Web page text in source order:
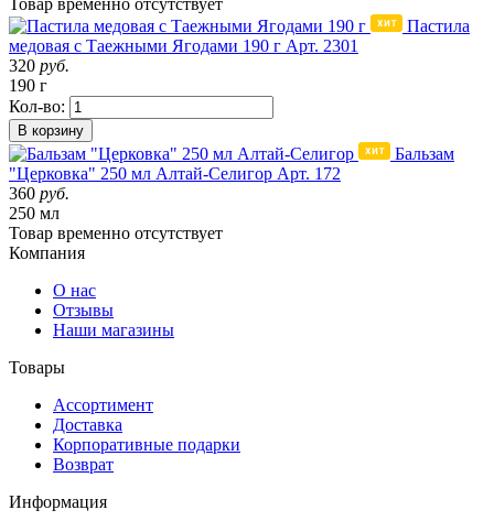
Товар временно отсутствует
Пастила
медовая с Таежными Ягодами 190 г Арт. 2301
320 руб.
190 г
Кол-во:
В корзину
Бальзам
"Церковка" 250 мл Алтай-Селигор Арт. 172
360 руб.
250 мл
Товар временно отсутствует
Компания
О нас
Отзывы
Наши магазины
Товары
Ассортимент
Доставка
Корпоративные подарки
Возврат
Информация